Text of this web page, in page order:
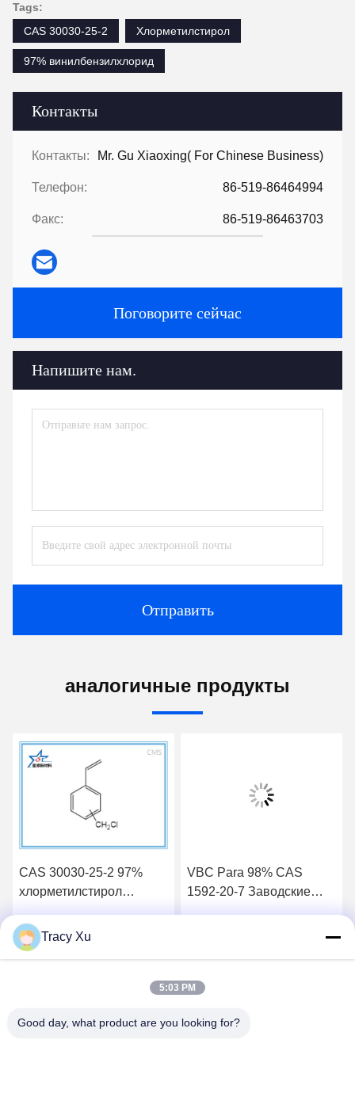
Контакты
Контакты: Mr. Gu Xiaoxing( For Chinese Business)
Телефон: 86-519-86464994
Факс: 86-519-86463703
Поговорите сейчас
Напишите нам.
Отправить
Tags:
CAS 30030-25-2
Хлорметилстирол
97% винилбензилхлорид
аналогичные продукты
CAS 30030-25-2 97%
хлорметилстирол
резиновой добавки
VBC Para 98% CAS
1592-20-7 Заводские
Tracy Xu
5:03 PM
Good day, what product are you looking for?